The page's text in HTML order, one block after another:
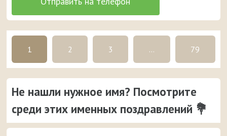
1 2 3 ... 79
Не нашли нужное имя? Посмотрите
среди этих именных поздравлений 💐